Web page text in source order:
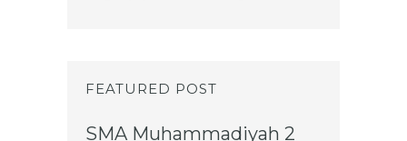
FEATURED POST
SMA Muhammadiyah 2